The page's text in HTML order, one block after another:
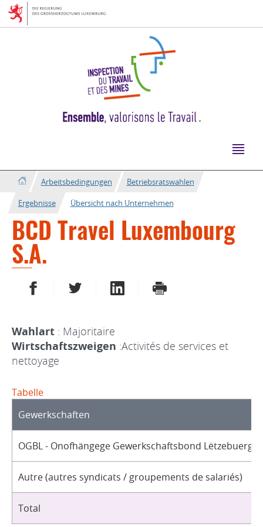
Zur
Navigation
Zum
Inhalt
Arbeitsbedingungen
Betriebsratswahlen
Ergebnisse
Übersicht nach Unternehmen
BCD Travel Luxembourg
S.A.
AUF FACEBOOK TEILENAUF TWITTER TEILENAUF LINKEDIN TEILEN
DRUCKEN
Wahlart : Majoritaire
Wirtschaftszweigen :Activités de services et
nettoyage
Tabelle
Gewerkschaften
OGBL - Onofhängege Gewerkschaftsbond
Autre (autres syndicats / groupements de salariés)
Total